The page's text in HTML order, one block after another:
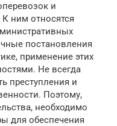
и
ним относятся
постановления
применение этих
Не всегда
преступления и
Поэтому,
необходимо
для обеспечения